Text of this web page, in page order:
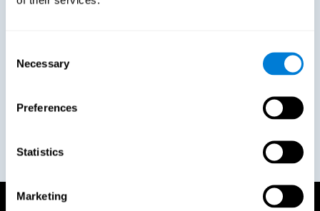
Selection
Necessary
Preferences
Statistics
Marketing
développement des compétences en leadership.
[...] Nos employés constituent notre principal atout
exceller au travail."